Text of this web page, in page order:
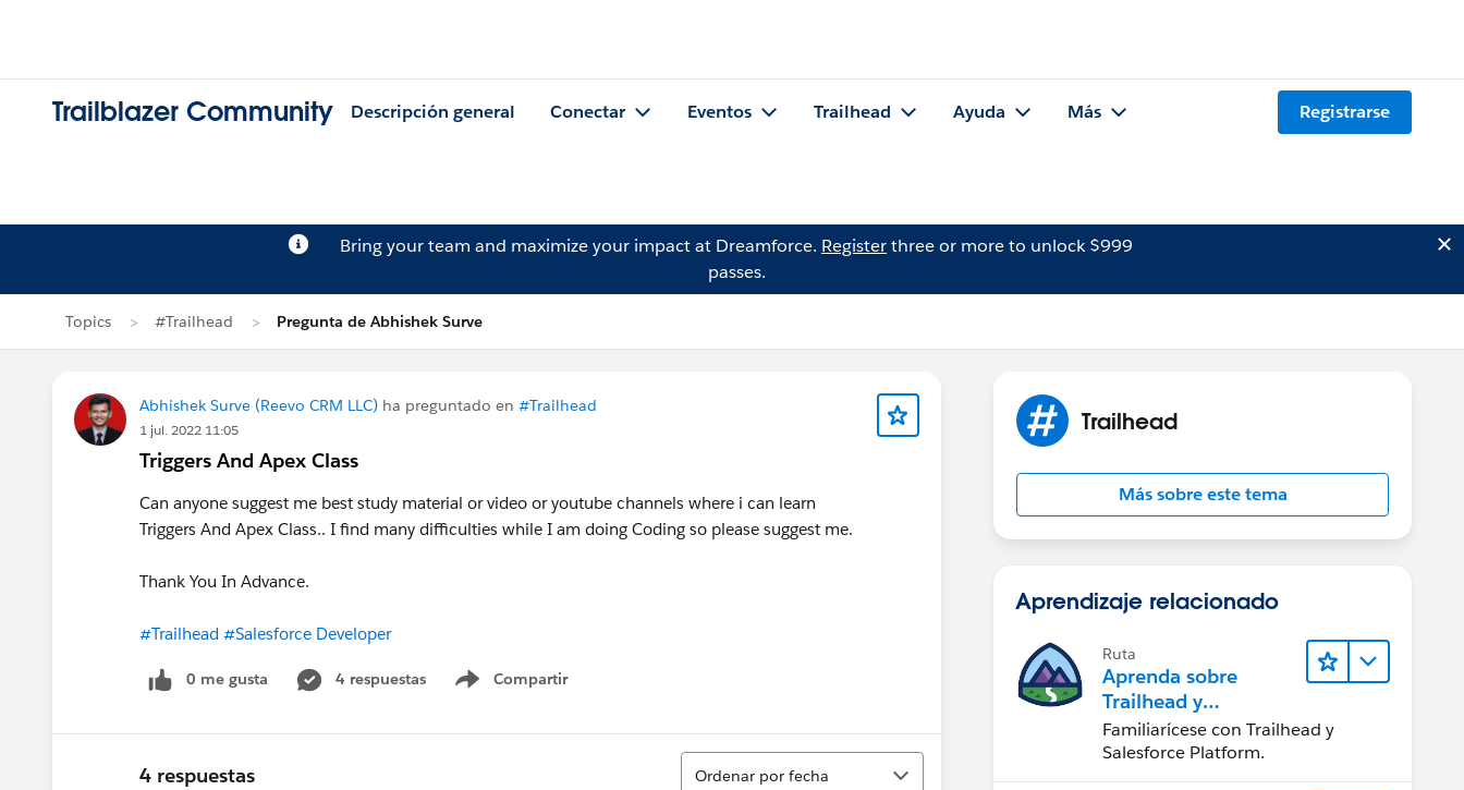
Trailblazer Community Descripción general Conectar Eventos Trailhead Ayuda Más Registrarse
Bring your team and maximize your impact at Dreamforce. Registerthree or more to unlock $999
passes.
Topics #Trailhead Pregunta de Abhishek Surve
Abhishek Surve (Reevo CRM LLC) ha preguntado en #Trailhead
1 jul. 2022 11:05
Triggers And Apex Class
Can anyone suggest me best study material or video or youtube channels where i can learn
Triggers And Apex Class.. I find many difficulties while I am doing Coding so please suggest me.
Thank You In Advance.
#Trailhead #Salesforce Developer
0 me gusta 4 respuestas Compartir
Show menu
4 respuestas
Ordenar
Ordenar por fecha
Trailhead
Más sobre este tema
Aprendizaje relacionado
Ruta
Aprenda sobre
Trailhead y
Salesforce
Familiarícese con Trailhead y
Salesforce Platform.